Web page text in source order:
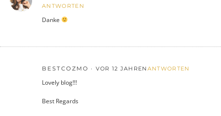
ANTWORTEN
Danke
BESTCOZMO VOR 12 JAHREN ANTWORTEN
Lovely blog!!!
Best Regards